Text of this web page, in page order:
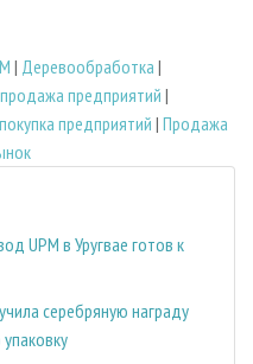
| Деревообработка |
предприятий |
предприятий| Продажа
UPM в Уругвае готов к
серебряную награду